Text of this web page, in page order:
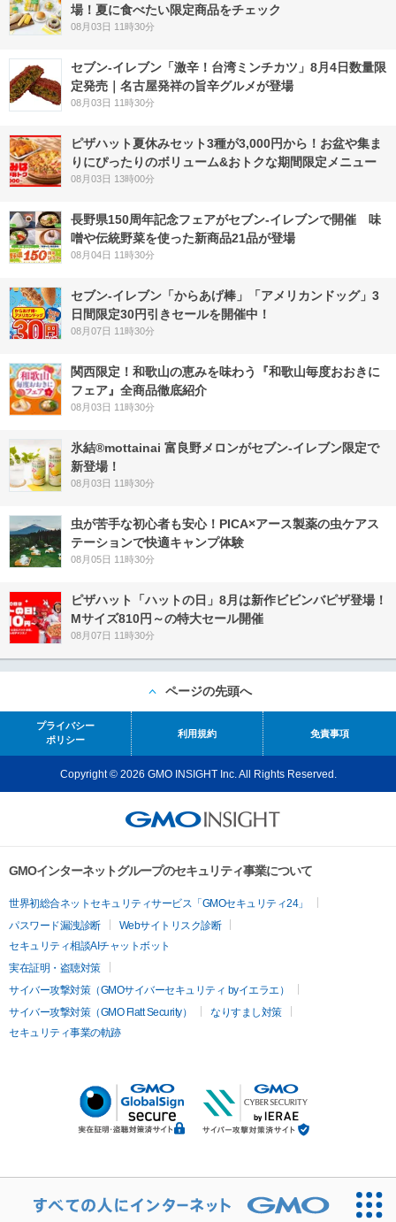
場！夏に食べたい限定商品をチェック
08月03日 11時30分
セブン-イレブン「激辛！台湾ミンチカツ」8月4日数量限
定発売｜名古屋発祥の旨辛グルメが登場
08月03日 11時30分
ピザハット夏休みセット3種が3,000円から！お盆や集ま
りにぴったりのボリューム&おトクな期間限定メニュー
08月03日 13時00分
長野県150周年記念フェアがセブン-イレブンで開催 味
噌や伝統野菜を使った新商品21品が登場
08月04日 11時30分
セブン‐イレブン「からあげ棒」「アメリカンドッグ」3
日間限定30円引きセールを開催中！
08月07日 11時30分
関西限定！和歌山の恵みを味わう『和歌山毎度おおきに
フェア』全商品徹底紹介
08月03日 11時30分
氷結®mottainai 富良野メロンがセブン‐イレブン限定で
新登場！
08月03日 11時30分
虫が苦手な初心者も安心！PICA×アース製薬の虫ケアス
テーションで快適キャンプ体験
08月05日 11時30分
ピザハット「ハットの日」8月は新作ビビンバピザ登場！
Mサイズ810円～の特大セール開催
08月07日 11時30分
ページの先頭へ
プライバシー
ポリシー
利用規約 免責事項
Copyright © 2026 GMO INSIGHT Inc. All Rights Reserved.
GMOインターネットグループのセキュリティ事業について
世界初総合ネットセキュリティサービス「GMOセキュリティ24」
パスワード漏洩診断
Webサイトリスク診断
セキュリティ相談AIチャットボット
実在証明・盗聴対策
サイバー攻撃対策（GMOサイバーセキュリティ byイエラエ）
サイバー攻撃対策（GMO Flatt Security）
なりすまし対策
セキュリティ事業の軌跡